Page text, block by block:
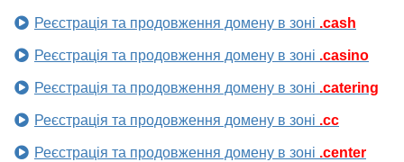
Реєстрація та продовження домену в зоні .cash
Реєстрація та продовження домену в зоні .casino
Реєстрація та продовження домену в зоні .catering
Реєстрація та продовження домену в зоні .cc
Реєстрація та продовження домену в зоні .center